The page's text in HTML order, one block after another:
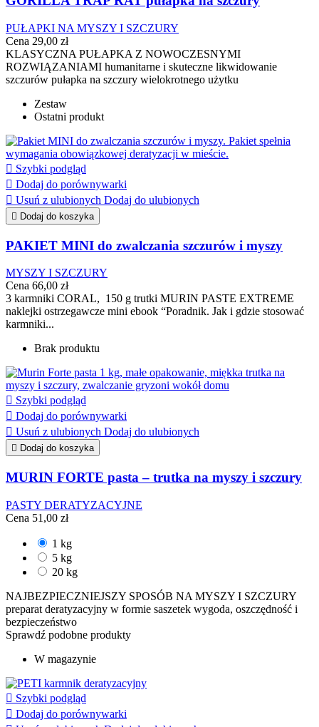
PUŁAPKI NA MYSZY I SZCZURY
Cena 29,00 zł
KLASYCZNA PUŁAPKA Z NOWOCZESNYMI
ROZWIĄZANIAMI humanitarne i skuteczne likwidowanie
szczurów pułapka na szczury wielokrotnego użytku
Zestaw
Ostatni produkt
 Szybki podgląd
 Dodaj do porównywarki
 Usuń z ulubionych Dodaj do ulubionych
 Dodaj do koszyka
PAKIET MINI do zwalczania szczurów i myszy
MYSZY I SZCZURY
Cena 66,00 zł
3 karmniki CORAL, 150 g trutki MURIN PASTE EXTREME
naklejki ostrzegawcze mini ebook “Poradnik. Jak i gdzie stosować
karmniki...
Brak produktu
 Szybki podgląd
 Dodaj do porównywarki
 Usuń z ulubionych Dodaj do ulubionych
 Dodaj do koszyka
MURIN FORTE pasta – trutka na myszy i szczury
PASTY DERATYZACYJNE
Cena 51,00 zł
1 kg
5 kg
20 kg
NAJBEZPIECZNIEJSZY SPOSÓB NA MYSZY I SZCZURY
preparat deratyzacyjny w formie saszetek wygoda, oszczędność i
bezpieczeństwo
Sprawdź podobne produkty
W magazynie
 Szybki podgląd
 Dodaj do porównywarki